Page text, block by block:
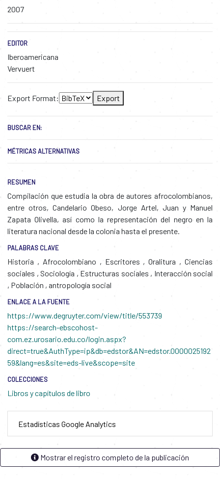
2007
EDITOR
Iberoamericana
Vervuert
Export Format: Export
BUSCAR EN:
MÉTRICAS ALTERNATIVAS
RESUMEN
Compilación que estudia la obra de autores afrocolombianos,
entre otros, Candelario Obeso, Jorge Artel, Juan y Manuel
Zapata Olivella, así como la representación del negro en la
literatura nacional desde la colonia hasta el presente.
PALABRAS CLAVE
Historia , Afrocolombiano , Escritores , Oralitura , Ciencias
sociales , Sociología , Estructuras sociales , Interacción social
, Población , antropología social
ENLACE A LA FUENTE
https://www.degruyter.com/view/title/553739
https://search-ebscohost-
com.ez.urosario.edu.co/login.aspx?
direct=true&AuthType=ip&db=edstor&AN=edstor.0000025192
59&lang=es&site=eds-live&scope=site
COLECCIONES
Libros y capítulos de libro
Estadísticas Google Analytics
Mostrar el registro completo de la publicación